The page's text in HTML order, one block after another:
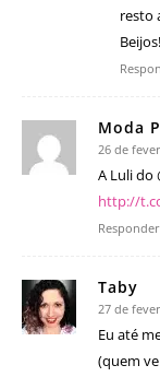
resto
Beijos!
Moda
26 de
A Luli do
http://
Responder
Taby
27 de
Eu até
(quem